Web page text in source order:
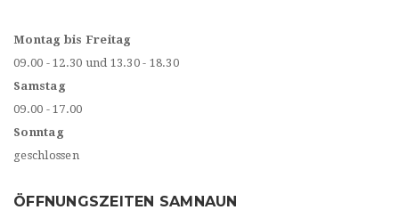
Montag bis Freitag
09.00 - 12.30 und 13.30 - 18.30
Samstag
09.00 - 17.00
Sonntag
geschlossen
ÖFFNUNGSZEITEN SAMNAUN